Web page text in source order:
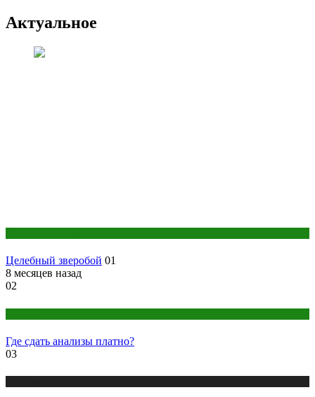
Актуальное
Целебный зверобой 01
8 месяцев назад
02
Где сдать анализы платно?
03